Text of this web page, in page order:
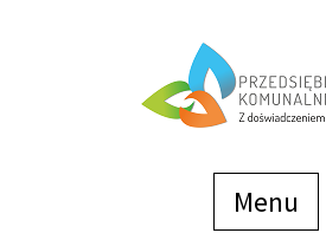
Menu